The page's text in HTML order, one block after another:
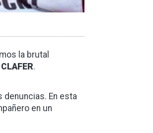
la brutal
CLAFER.
En esta
en un